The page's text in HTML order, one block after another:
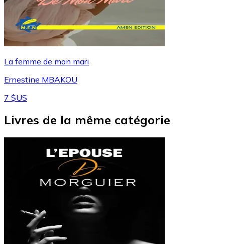
La femme de mon mari
Ernestine MBAKOU
7 $US
Livres de la même catégorie